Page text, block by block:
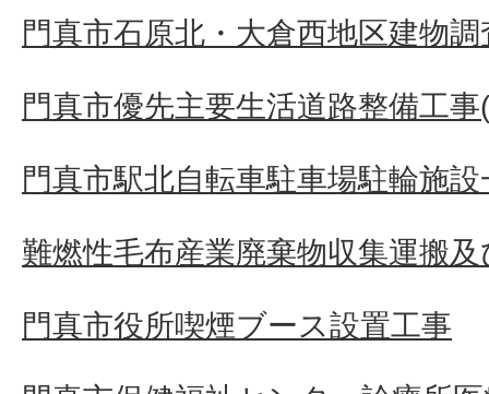
門真市石原北・大倉西地区建物
門真市優先主要生活道路整備工
門真市駅北自転車駐車場駐輪施
難燃性毛布産業廃棄物収集運搬
門真市役所喫煙ブース設置工事